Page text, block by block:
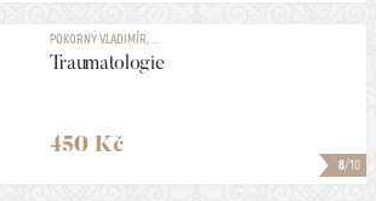
8/10
POKORNÝ VLADIMÍR, ...
Traumatologie
450 Kč